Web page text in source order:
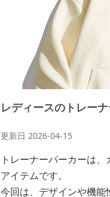
レディースのトレー
更新日 2026-04-15
トレーナーパーカーは
アイテムです。
今回は、デザインや機